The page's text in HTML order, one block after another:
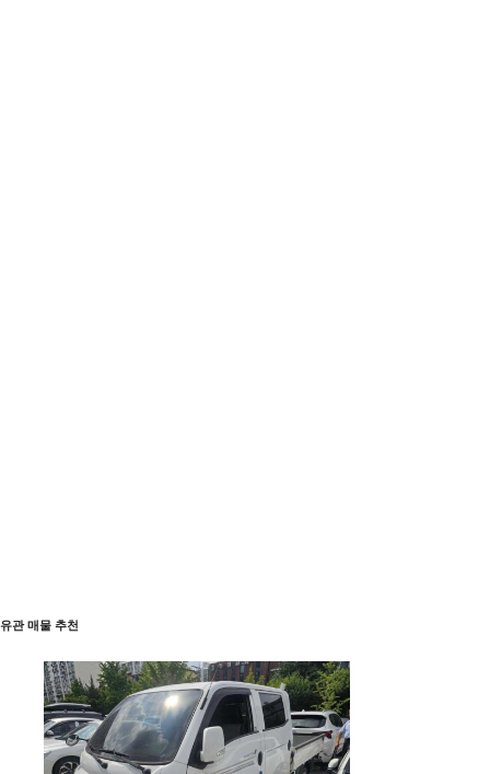
유관 매물 추천